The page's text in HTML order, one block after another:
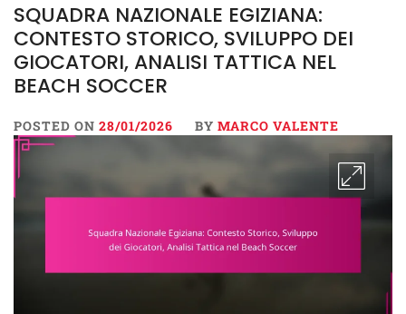
SQUADRA NAZIONALE EGIZIANA:
CONTESTO STORICO, SVILUPPO DEI
GIOCATORI, ANALISI TATTICA NEL
BEACH SOCCER
POSTED ON 28/01/2026 BY MARCO VALENTE